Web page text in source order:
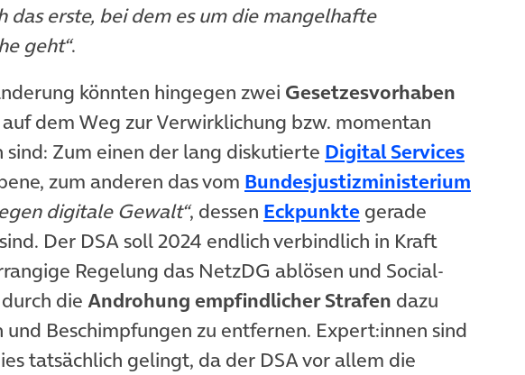
das erste, bei dem es um die mangelhafte
geht“.
könnten hingegen zwei Gesetzesvorhaben
dem Weg zur Verwirklichung bzw. momentan
Zum einen der lang diskutierte Digital Services
Tab)
zum anderen das vom Bundesjustizministerium
digitale Gewalt“, dessen Eckpunkte(öffnet in neuem
gerade
Der DSA soll 2024 endlich verbindlich in Kraft
Regelung das NetzDG ablösen und Social-
dieAndrohung empfindlicher Strafen dazu
Beschimpfungen zu entfernen. Expert:innen sind
tatsächlich gelingt, da der DSA vor allem die